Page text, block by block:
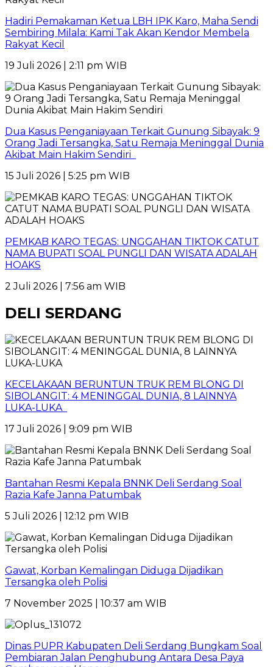
Hadiri Pemakaman Ketua LBH IPK Karo, Maha Sendi
Sembiring Milala: Kami Tak Akan Kendor Membela
Rakyat Kecil
19 Juli 2026 | 2:11 pm WIB
Dua Kasus Penganiayaan Terkait Gunung Sibayak: 9
Orang Jadi Tersangka, Satu Remaja Meninggal Dunia
Akibat Main Hakim Sendiri
15 Juli 2026 | 5:25 pm WIB
PEMKAB KARO TEGAS: UNGGAHAN TIKTOK CATUT
NAMA BUPATI SOAL PUNGLI DAN WISATA ADALAH
HOAKS
2 Juli 2026 | 7:56 am WIB
DELI SERDANG
KECELAKAAN BERUNTUN TRUK REM BLONG DI
SIBOLANGIT: 4 MENINGGAL DUNIA, 8 LAINNYA
LUKA-LUKA
17 Juli 2026 | 9:09 pm WIB
Bantahan Resmi Kepala BNNK Deli Serdang Soal
Razia Kafe Janna Patumbak
5 Juli 2026 | 12:12 pm WIB
Gawat, Korban Kemalingan Diduga Dijadikan
Tersangka oleh Polisi
7 November 2025 | 10:37 am WIB
Dinas PUPR Kabupaten Deli Serdang Bungkam Soal
Pembiaran Jalan Penghubung Antara Desa Paya